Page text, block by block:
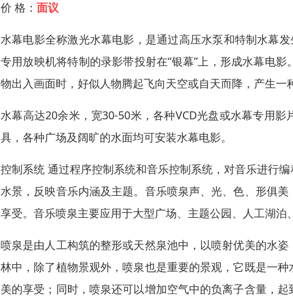
价 格： 面议
水幕电影全称激光水幕电影，是通过高压水泵和特制水幕
专用放映机将特制的录影带投射在“银幕”上，形成水幕电
物出入画面时，好似人物腾起飞向天空或自天而降，产生一
水幕高达20余米，宽30-50米，各种VCD光盘或水幕专用
具，各种广场及阔旷的水面均可安装水幕电影。
控制系统 通过程序控制系统和音乐控制系统，对音乐进行
水景，反映音乐内涵及主题。音乐喷泉声、光、色、形俱
享受。音乐喷泉主要应用于大型广场、主题公园、人工湖泊
喷泉是由人工构筑的整形或天然泉池中，以喷射优美的水
林中，除了植物景观外，喷泉也是重要的景观，它既是一
美的享受；同时，喷泉还可以增加空气中的负离子含量，